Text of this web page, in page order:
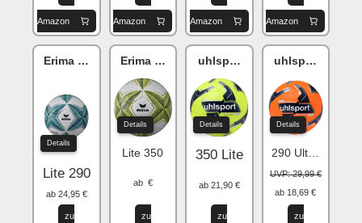
Amazon Amazon Amazon Amazon
Erima SENZOR-Star
Details
Lite 290
ab 24,95 €
zu
Erima SENZOR-Star
Details
Lite 350
ab €
zu
uhlsport Addglue
Details
350 Lite
ab 21,90 €
zu
uhlsport
Details
290 Ultra Lite
UVP: 29,99 €
ab 18,69 €
zu